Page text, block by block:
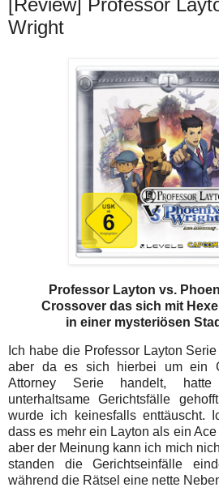
[Review] Professor
Wright
Professor Layton vs.
Crossover das sich mit
in einer mysteriösen
Ich habe die Professor Layton
aber da es sich hierbei um ein
Attorney Serie handelt,
unterhaltsame Gerichtsfälle
wurde ich keinesfalls enttäuscht.
dass es mehr ein Layton als ein
aber der Meinung kann ich mich
standen die Gerichtseinfälle
während die Rätsel eine nette